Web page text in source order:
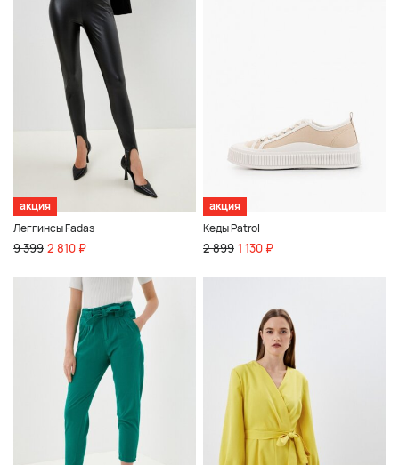
акция
Леггинсы Fadas
9 399 2 810 ₽
акция
Кеды Patrol
2 899 1 130 ₽